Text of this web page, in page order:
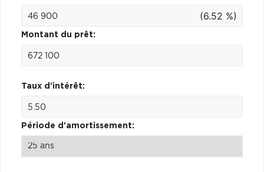
(6.52 %)
Montant du prêt:
Taux d'intérêt:
Période d'amortissement: